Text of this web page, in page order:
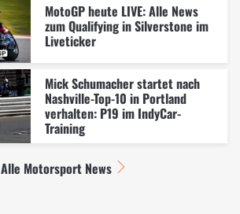
MotoGP heute LIVE: Alle News
zum Qualifying in Silverstone im
Liveticker
Mick Schumacher startet nach
Nashville-Top-10 in Portland
verhalten: P19 im IndyCar-
Training
Alle Motorsport News